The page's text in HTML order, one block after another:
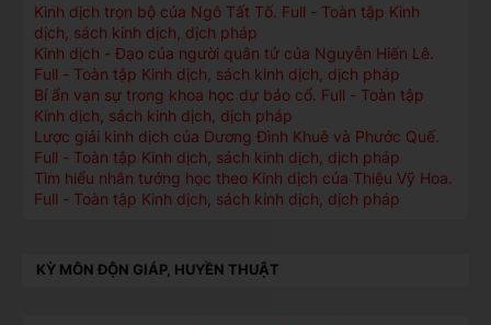
Kinh dịch trọn bộ của Ngô Tất Tố. Full - Toàn tập Kinh
dịch, sách kinh dịch, dịch pháp
Kinh dịch - Đạo của người quân tử của Nguyễn Hiến Lê.
Full - Toàn tập Kinh dịch, sách kinh dịch, dịch pháp
Bí ẩn vạn sự trong khoa học dự báo cổ. Full - Toàn tập
Kinh dịch, sách kinh dịch, dịch pháp
Lược giải kinh dịch của Dương Đình Khuê và Phước Quế.
Full - Toàn tập Kinh dịch, sách kinh dịch, dịch pháp
Tìm hiểu nhân tướng học theo Kinh dịch của Thiệu Vỹ Hoa.
Full - Toàn tập Kinh dịch, sách kinh dịch, dịch pháp
KỲ MÔN ĐỘN GIÁP, HUYỀN THUẬT